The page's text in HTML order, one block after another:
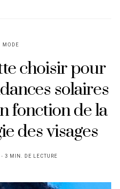
MODE
choisir pour
solaires
fonction de la
des visages
3 MIN. DE LECTURE